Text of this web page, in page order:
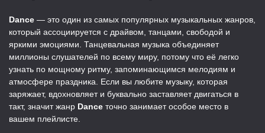
Dance — это один из самых популярных музыкальных жанров,
который ассоциируется с драйвом, танцами, свободой и
яркими эмоциями. Танцевальная музыка объединяет
миллионы слушателей по всему миру, потому что её легко
узнать по мощному ритму, запоминающимся мелодиям и
атмосфере праздника. Если вы любите музыку, которая
заряжает, вдохновляет и буквально заставляет двигаться в
такт, значит жанр Dance точно занимает особое место в
вашем плейлисте.